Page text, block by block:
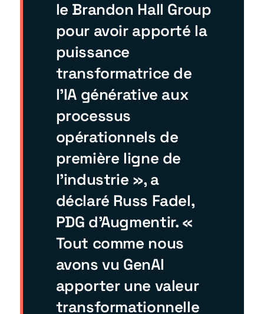
le Brandon Hall Group
pour avoir apporté la
puissance
transformatrice de
l’IA générative aux
processus
opérationnels de
première ligne de
l’industrie », a
déclaré Russ Fadel,
PDG d’Augmentir. «
Tout comme nous
avons vu GenAI
apporter une valeur
transformationnelle